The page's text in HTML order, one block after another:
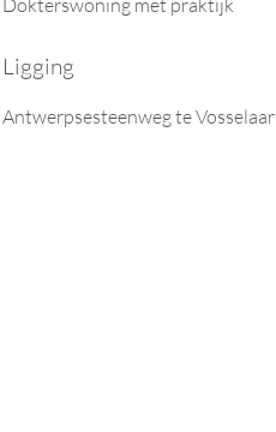
Ligging
Antwerpsesteenweg te Vosselaar